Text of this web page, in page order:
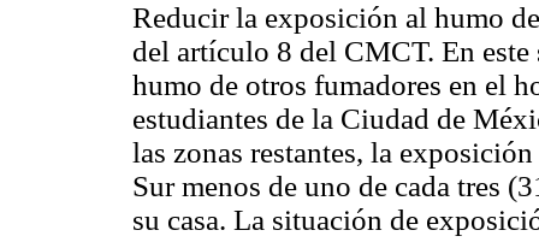
Reducir la exposición al humo
del artículo 8 del CMCT. En
humo de otros fumadores en el
estudiantes de la Ciudad de
las zonas restantes, la
Sur menos de uno de cada tres
su casa. La situación de